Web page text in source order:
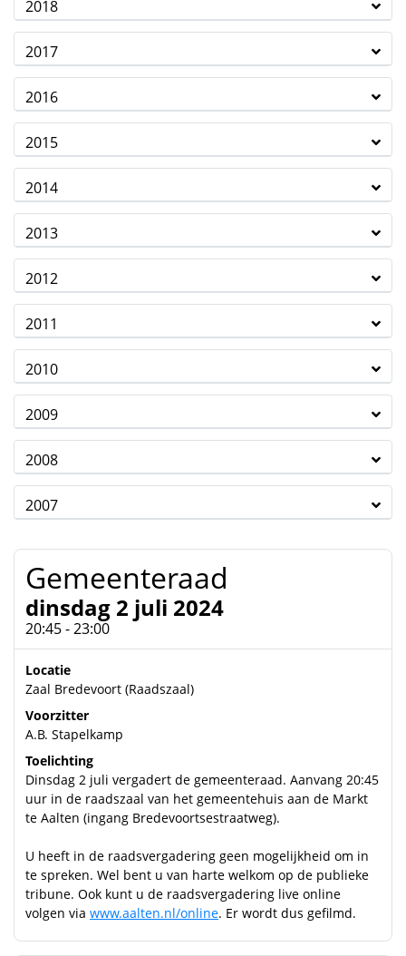
2018
2017
2016
2015
2014
2013
2012
2011
2010
2009
2008
2007
Gemeenteraad
dinsdag 2 juli 2024
20:45 - 23:00
Locatie
Zaal Bredevoort (Raadszaal)
Voorzitter
A.B. Stapelkamp
Toelichting
Dinsdag 2 juli vergadert de gemeenteraad. Aanvang 20:45
uur in de raadszaal van het gemeentehuis aan de Markt
te Aalten (ingang Bredevoortsestraatweg).
U heeft in de raadsvergadering geen mogelijkheid om in
te spreken. Wel bent u van harte welkom op de publieke
tribune. Ook kunt u de raadsvergadering live online
volgen via www.aalten.nl/online. Er wordt dus gefilmd.